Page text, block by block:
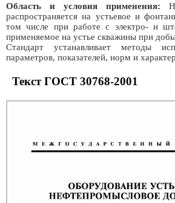
Область и условия применения:
распространяется на устьевое и
том числе при работе с электро- и
применяемое на устье скважины при
Стандарт устанавливает методы
параметров, показателей, норм и
Текст ГОСТ 30768-2001